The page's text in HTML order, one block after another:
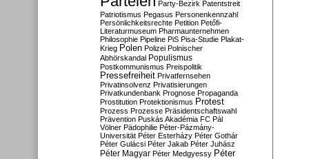
Party-Bezirk Patentstreit
Patriotismus Pegasus Personenkennzahl
Persönlichkeitsrechte Petition Petőfi-
Literaturmuseum Pharmaunternehmen
Philosophie Pipeline PiS Pisa-Studie Plakat-
Krieg Polen Polizei Polnischer
Abhörskandal Populismus
Postkommunismus Preispolitik
Pressefreiheit Privatfernsehen
Privatinsolvenz Privatisierungen
Privatkundenbank Prognose Propaganda
Prostitution Protektionismus Protest
Prozess Prozesse Präsidentschaftswahl
Prävention Puskás Akadémia FC Pál
Völner Pädophilie Péter-Pázmány-
Universität Péter Esterházy Péter Gothár
Péter Gulácsi Péter Jakab Péter Juhász
Péter Magyar Péter Medgyessy Péter